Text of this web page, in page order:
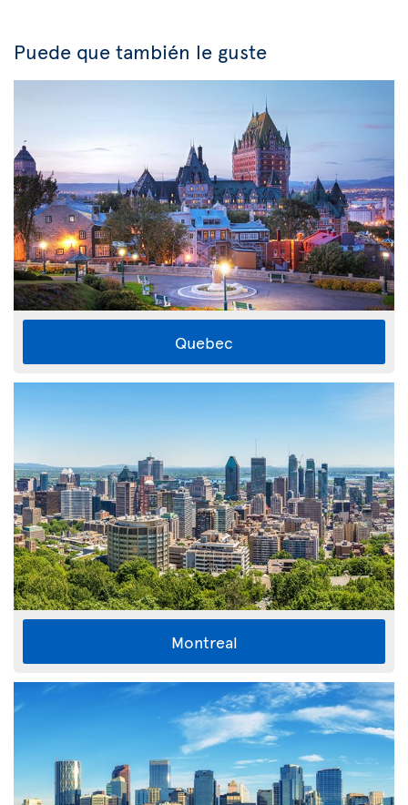
Puede que también le guste
Quebec
Montreal